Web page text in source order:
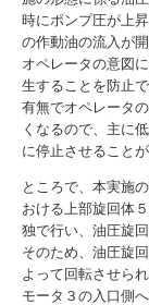
時にポンプ圧が上
の作動油の流入が
オペレータの意図
生することを防止
有無でオペレータ
くなるので、主に
に停止させることが
ところで、本実施
おける上部旋回体
独で行い、油圧旋
そのため、油圧旋
よって回転させら
モータ３の入口側